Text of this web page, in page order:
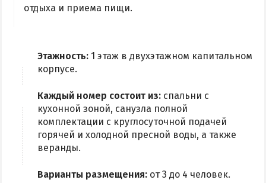
отдыха и приема пищи.
Этажность: 1 этаж в двухэтажном капитальном
корпусе.
Каждый номер состоит из: спальни с
кухонной зоной, санузла полной
комплектации с круглосуточной подачей
горячей и холодной пресной воды, а также
веранды.
Варианты размещения: от 3 до 4 человек.